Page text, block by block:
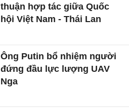
thuận hợp tác giữa Quốc
hội Việt Nam - Thái Lan
Ông Putin bổ nhiệm người
đứng đầu lực lượng UAV
Nga